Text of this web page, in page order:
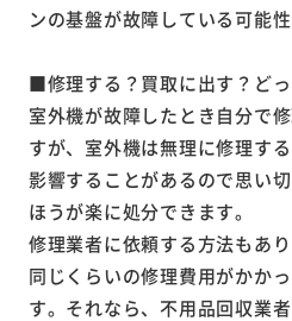
ンの基盤が故障している可能
■修理する？買取に出す？どっ
室外機が故障したとき自分で
すが、室外機は無理に修理す
影響することがあるので思い
ほうが楽に処分できます。
修理業者に依頼する方法もあ
同じくらいの修理費用がかか
す。それなら、不用品回収業